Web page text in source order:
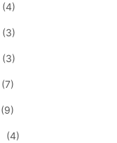
(4)
(3)
(3)
(7)
(9)
(4)